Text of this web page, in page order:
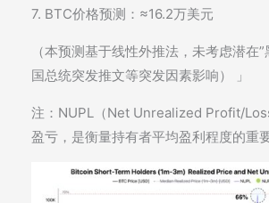
7. BTC价格预测：≈16.2万美元
（本预测基于线性外推法，未考虑潜在
国总统突发推文等突发因素影响） 」
注：NUPL（Net Unrealized Profit/
盈亏，是衡量持有者平均盈利程度的重